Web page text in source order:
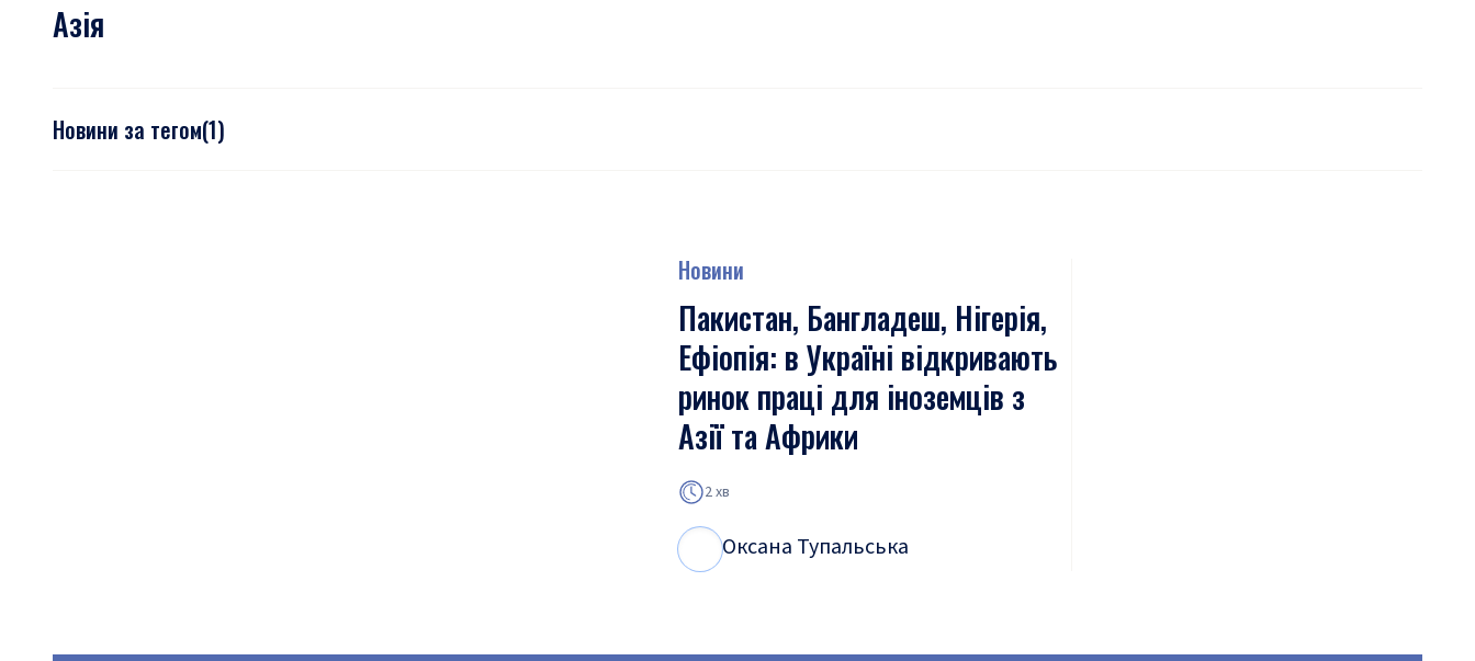
Азія
Новини за тегом(1)
Новини
Пакистан, Бангладеш, Нігерія,
Ефіопія: в Україні відкривають
ринок праці для іноземців з
Азії та Африки
2 хв
Оксана Тупальська